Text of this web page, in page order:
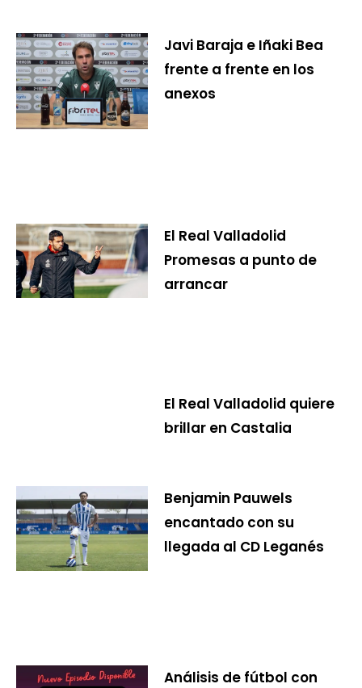
Javi Baraja e Iñaki Bea
frente a frente en los
anexos
El Real Valladolid
Promesas a punto de
arrancar
El Real Valladolid quiere
brillar en Castalia
Benjamin Pauwels
encantado con su
llegada al CD Leganés
Análisis de fútbol con